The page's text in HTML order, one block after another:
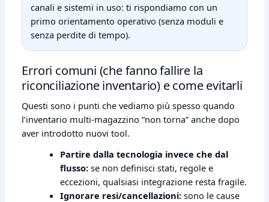
canali e sistemi in uso: ti rispondiamo con un
primo orientamento operativo (senza moduli e
senza perdite di tempo).
Errori comuni (che fanno fallire la
riconciliazione inventario) e come evitarli
Questi sono i punti che vediamo più spesso quando
l’inventario multi‑magazzino “non torna” anche dopo
aver introdotto nuovi tool.
Partire dalla tecnologia invece che dal
flusso: se non definisci stati, regole e
eccezioni, qualsiasi integrazione resta fragile.
Ignorare resi/cancellazioni: sono le cause